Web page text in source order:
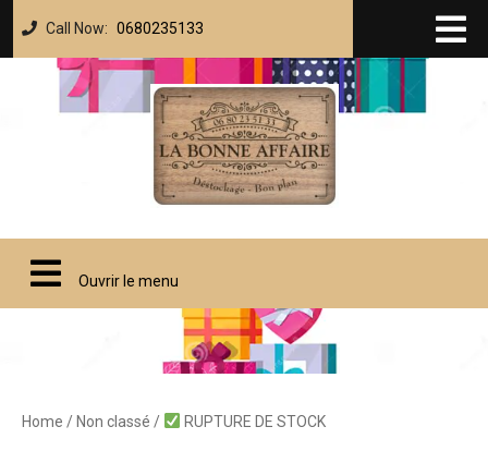
Call Now: 0680235133
Ouvrir le menu
Home / Non classé / RUPTURE DE STOCK